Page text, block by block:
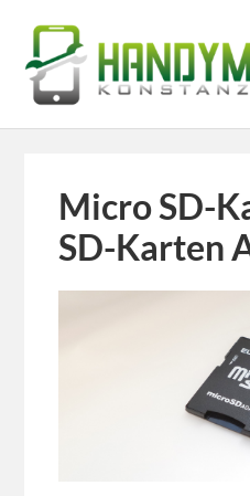
Micro SD-
SD-Karten